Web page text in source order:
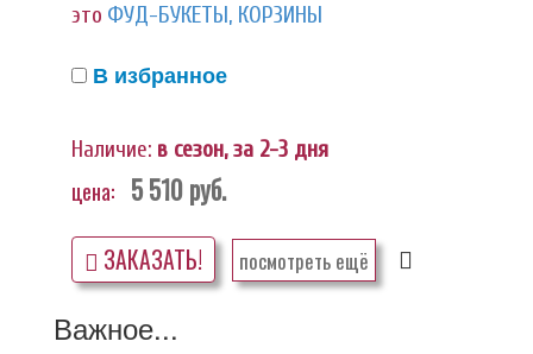
это ФУД-БУКЕТЫ, КОРЗИНЫ
В избранное
Наличие: в сезон, за 2-3 дня
цена: 5 510руб.
ЗАКАЗАТЬ! посмотреть ещё
Важное...